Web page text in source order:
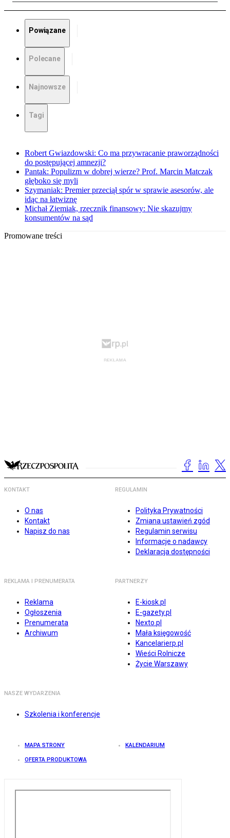
Powiązane
Polecane
Najnowsze
Tagi
Robert Gwiazdowski: Co ma przywracanie praworządności
do postępującej amnezji?
Pantak: Populizm w dobrej wierze? Prof. Marcin Matczak
głęboko się myli
Szymaniak: Premier przeciął spór w sprawie asesorów, ale
idąc na łatwiznę
Michał Ziemiak, rzecznik finansowy: Nie skazujmy
konsumentów na sąd
Promowane treści
KONTAKT
O nas
Kontakt
Napisz do nas
REGULAMIN
Polityka Prywatności
Zmiana ustawień zgód
Regulamin serwisu
Informacje o nadawcy
Deklaracja dostępności
REKLAMA I PRENUMERATA
Reklama
Ogłoszenia
Prenumerata
Archiwum
PARTNERZY
E-kiosk.pl
E-gazety.pl
Nexto.pl
Mała księgowość
Kancelarierp.pl
Wieści Rolnicze
Życie Warszawy
NASZE WYDARZENIA
Szkolenia i konferencje
MAPA STRONY KALENDARIUM
OFERTA PRODUKTOWA